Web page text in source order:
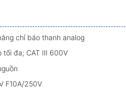
chỉ báo thanh analog
tối đa; CAT Ⅲ 600V
F10A/250V